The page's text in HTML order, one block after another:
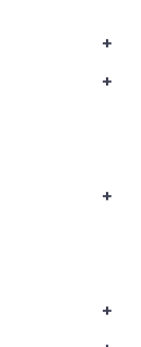
+
+
+
+